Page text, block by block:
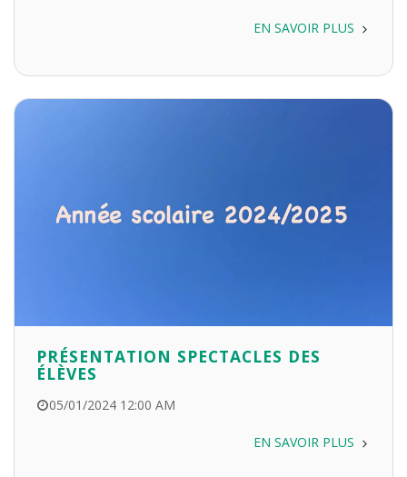
EN SAVOIR PLUS
PRÉSENTATION SPECTACLES DES
ÉLÈVES
05/01/2024 12:00 AM
EN SAVOIR PLUS